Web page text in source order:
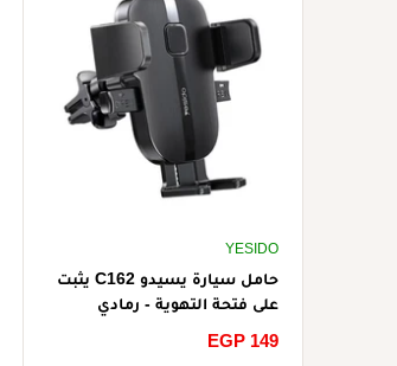
YESIDO
حامل سيارة يسيدو C162 يثبت
على فتحة التهوية - رمادي
سعر
EGP 149